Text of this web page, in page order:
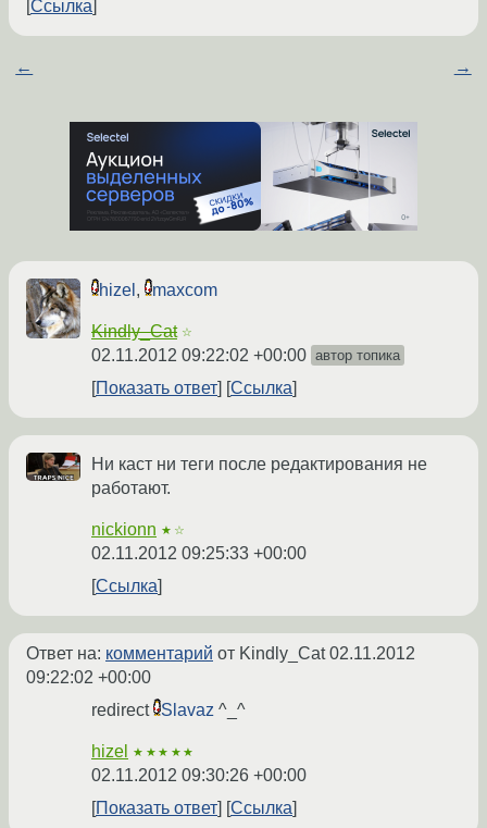
Ссылка
← →
hizel , maxcom
Kindly_Cat ☆
02.11.2012 09:22:02 +00:00 автор топика
Показать ответ Ссылка
Ни каст ни теги после редактирования не
работают.
nickionn ★☆
02.11.2012 09:25:33 +00:00
Ссылка
Ответ на: комментарий от Kindly_Cat02.11.2012
09:22:02 +00:00
redirect
Slavaz ^_^
hizel ★★★★★
02.11.2012 09:30:26 +00:00
Показать ответ
Ссылка